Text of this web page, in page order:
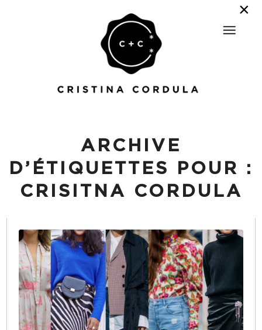
ARCHIVE
D’ÉTIQUETTES POUR :
CRISITNA CORDULA